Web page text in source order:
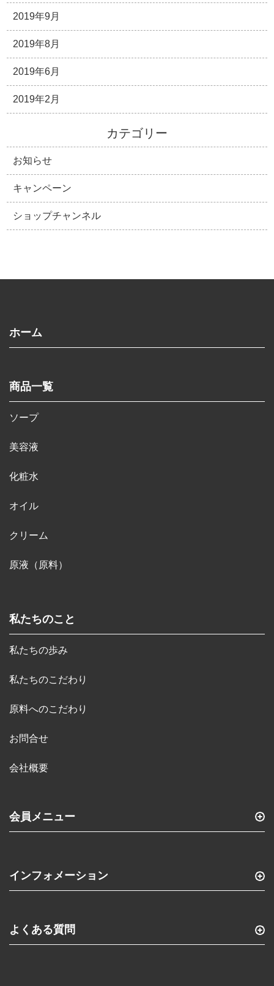
2019年9月
2019年8月
2019年6月
2019年2月
カテゴリー
お知らせ
キャンペーン
ショップチャンネル
ホーム
商品一覧
ソープ
美容液
化粧水
オイル
クリーム
原液（原料）
私たちのこと
私たちの歩み
私たちのこだわり
原料へのこだわり
お問合せ
会社概要
会員メニュー
インフォメーション
よくある質問